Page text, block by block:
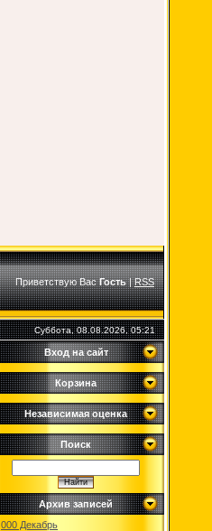
Приветствую Вас Гость|RSS
Суббота, 08.08.2026, 05:21
Вход на сайт
Корзина
Независимая оценка
Поиск
Архив записей
000 Декабрь